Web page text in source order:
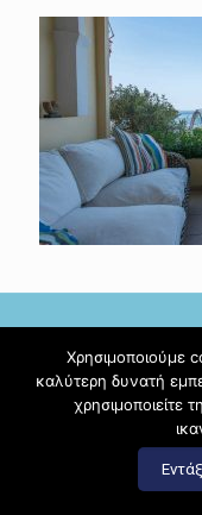
© 2017
Χρησιμοποιούμε
καλύτερη δυνατή
χρησιμοποιείτε